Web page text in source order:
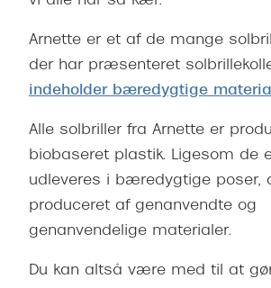
Arnette er et af de mange
der har præsenteret
indeholder bæredygtige
Alle solbriller fra Arnette er
biobaseret plastik. Ligesom de
udleveres i bæredygtige poser,
produceret af genanvendte og
genanvendelige materialer.
Du kan altså være med til at